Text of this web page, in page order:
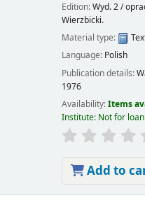
Edition:Wyd. 2 /
Wierzbicki.
Material type:
Language: Polish
Publication details:
1976
Availability:Items
Institute: Not for loan
Add to